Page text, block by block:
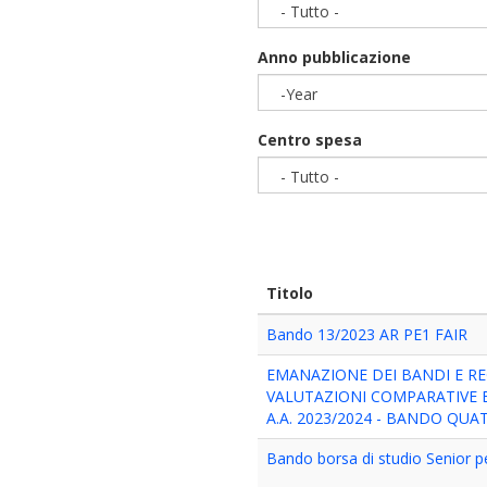
- Tutto -
Anno pubblicazione
-Year
Centro spesa
- Tutto -
Titolo
Bando 13/2023 AR PE1 FAIR
EMANAZIONE DEI BANDI E
VALUTAZIONI COMPARATIVE
A.A. 2023/2024 - BANDO
Bando borsa di studio Senior